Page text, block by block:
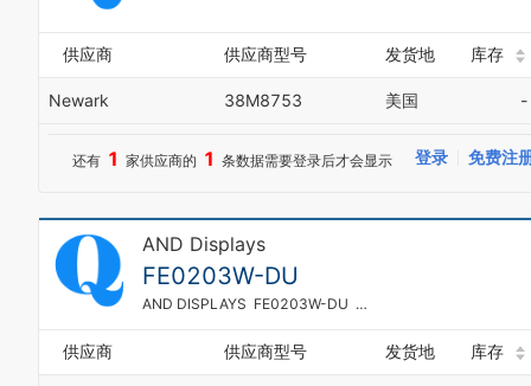
供应商 供应商型号 发货地 库存
Newark 38M8753 美国 -
还有 1 家供应商的 1 条数据需要登录后才会显示 登录 免费注
AND Displays
FE0203W-DU
AND DISPLAYS FE0203W-DU 液晶显示屏
供应商 供应商型号 发货地 库存